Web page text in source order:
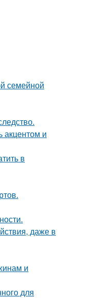
семейной
акцентом и
в
даже в
и
для